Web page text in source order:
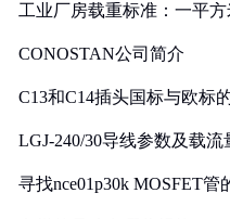
工业厂房载重标准：一平
CONOSTAN公司简介
C13和C14插头国标与欧标
LGJ-240/30导线参数及载流
寻找nce01p30k MOSFET